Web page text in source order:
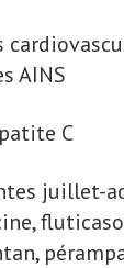
AINS
C
juillet-